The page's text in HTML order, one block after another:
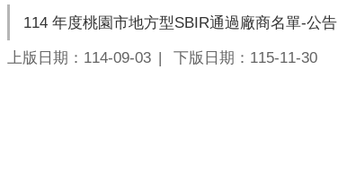
114 年度桃園市地方型SBIR通過廠商名單-公告
上版日期：114-09-03
下版日期：115-11-30